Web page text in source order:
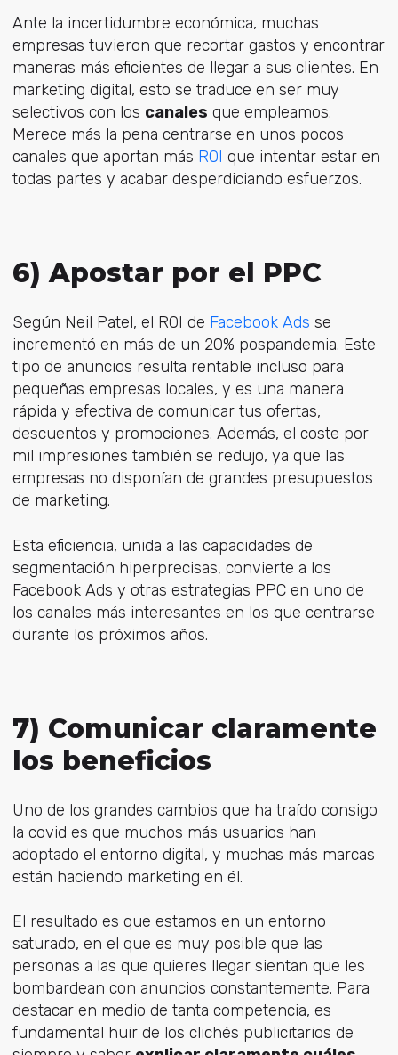
Ante la incertidumbre económica, muchas
empresas tuvieron que recortar gastos y encontrar
maneras más eficientes de llegar a sus clientes. En
marketing digital, esto se traduce en ser muy
selectivos con los canales que empleamos.
Merece más la pena centrarse en unos pocos
canales que aportan más ROI que intentar estar en
todas partes y acabar desperdiciando esfuerzos.
6) Apostar por el PPC
Según Neil Patel, el ROI de Facebook Ads se
incrementó en más de un 20% pospandemia. Este
tipo de anuncios resulta rentable incluso para
pequeñas empresas locales, y es una manera
rápida y efectiva de comunicar tus ofertas,
descuentos y promociones. Además, el coste por
mil impresiones también se redujo, ya que las
empresas no disponían de grandes presupuestos
de marketing.
Esta eficiencia, unida a las capacidades de
segmentación hiperprecisas, convierte a los
Facebook Ads y otras estrategias PPC en uno de
los canales más interesantes en los que centrarse
durante los próximos años.
7) Comunicar claramente
los beneficios
Uno de los grandes cambios que ha traído consigo
la covid es que muchos más usuarios han
adoptado el entorno digital, y muchas más marcas
están haciendo marketing en él.
El resultado es que estamos en un entorno
saturado, en el que es muy posible que las
personas a las que quieres llegar sientan que les
bombardean con anuncios constantemente. Para
destacar en medio de tanta competencia, es
fundamental huir de los clichés publicitarios de